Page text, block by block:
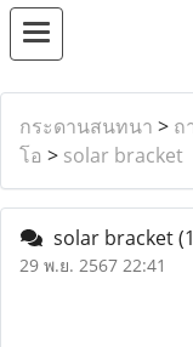
กระดานสนทนา > ถ
โอ > solar bracket
solar bracket
29 พ.ย. 2567 22:41